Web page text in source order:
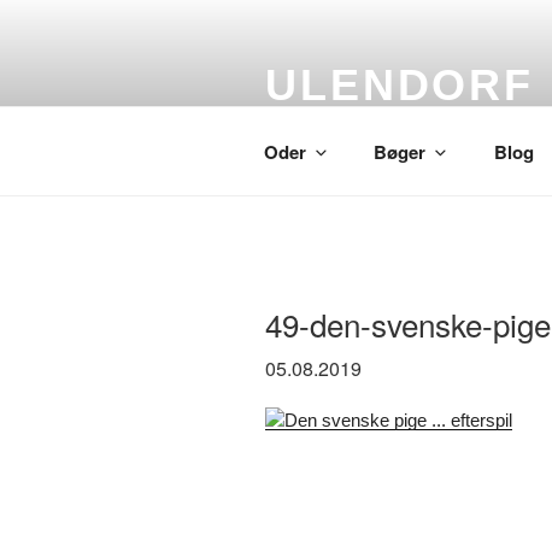
ULENDORF
Oder Bøger Blog
49-den-svenske-pige
05.08.2019